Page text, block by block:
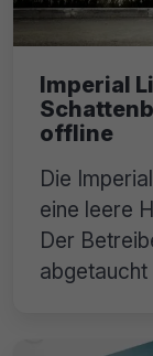
Imperial
offline
Die
eine leere
Der
abgetaucht